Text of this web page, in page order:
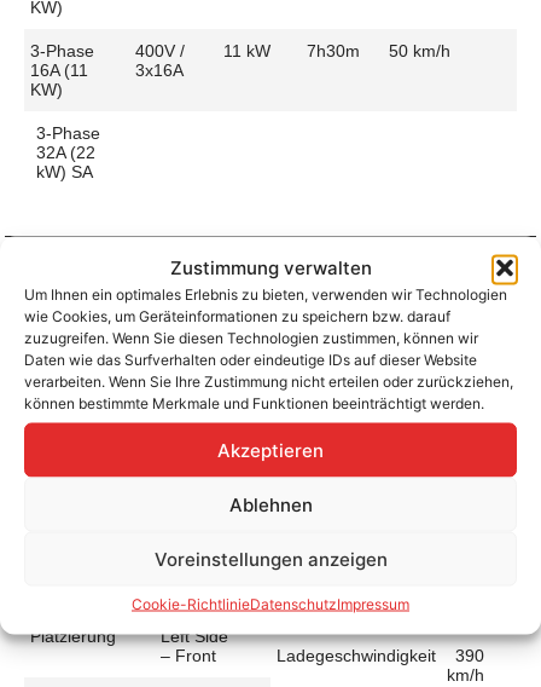
Zustimmung verwalten
Um Ihnen ein optimales Erlebnis zu bieten, verwenden wir Technologien
wie Cookies, um Geräteinformationen zu speichern bzw. darauf
zuzugreifen. Wenn Sie diesen Technologien zustimmen, können wir
Daten wie das Surfverhalten oder eindeutige IDs auf dieser Website
verarbeiten. Wenn Sie Ihre Zustimmung nicht erteilen oder zurückziehen,
können bestimmte Merkmale und Funktionen beeinträchtigt werden.
Akzeptieren
Ablehnen
Voreinstellungen anzeigen
Cookie-RichtlinieDatenschutzImpressum
KW)
3-Phase
16A (11
KW)
400V /
3x16A
11 kW 7h30m 50 km/h
3-Phase
32A (22
kW) SA
Aufladen zu Hause / am Fahrtziel
Ladeanschluss Type 2
Platzierung
Left Side
– Front
Ladezeit (0-
>490 Km)
7h30m
Ladegeschwindigkeit50 km/h
Schnellladen
Platzierung
Left Side
– Front
>392 Km)
Ladegeschwindigkeit
390
km/h